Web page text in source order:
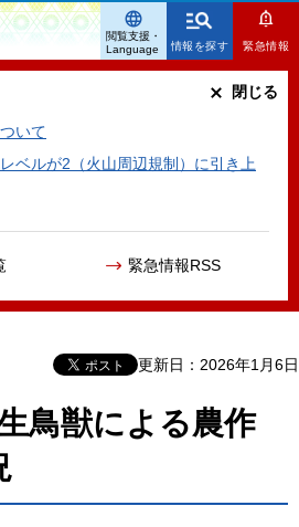
情報を探す 緊急情報
いて
ベルが2（火山周辺規制）に引き上
緊急情報RSS
閉じる
閲覧支援・
Language
更新日：2026年1月6日
鳥獣による農作